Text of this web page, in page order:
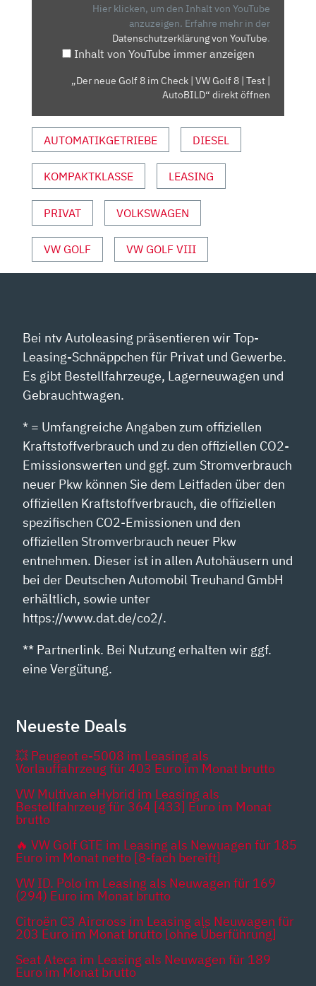
TEST
VON
YOUTUBE
ANZEIGEN
Hier klicken, um den Inhalt von YouTube
anzuzeigen. Erfahre mehr in der
Datenschutzerklärung von YouTube.
Inhalt von YouTube immer anzeigen
„Der neue Golf 8 im Check | VW Golf 8 | Test |
AutoBILD“ direkt öffnen
AUTOMATIKGETRIEBE DIESEL
KOMPAKTKLASSE LEASING
PRIVAT VOLKSWAGEN
VW GOLF VW GOLF VIII
Bei ntv Autoleasing präsentieren wir Top-
Leasing-Schnäppchen für Privat und Gewerbe.
Es gibt Bestellfahrzeuge, Lagerneuwagen und
Gebrauchtwagen.
* = Umfangreiche Angaben zum offiziellen
Kraftstoffverbrauch und zu den offiziellen CO2-
Emissionswerten und ggf. zum Stromverbrauch
neuer Pkw können Sie dem Leitfaden über den
offiziellen Kraftstoffverbrauch, die offiziellen
spezifischen CO2-Emissionen und den
offiziellen Stromverbrauch neuer Pkw
entnehmen. Dieser ist in allen Autohäusern und
bei der Deutschen Automobil Treuhand GmbH
erhältlich, sowie unter
https://www.dat.de/co2/.
** Partnerlink. Bei Nutzung erhalten wir ggf.
eine Vergütung.
Neueste Deals
💥 Peugeot e-5008 im Leasing als
Vorlauffahrzeug für 403 Euro im Monat brutto
VW Multivan eHybrid im Leasing als
Bestellfahrzeug für 364 [433] Euro im Monat
brutto
🔥 VW Golf GTE im Leasing als Newuagen für 185
Euro im Monat netto [8-fach bereift]
VW ID. Polo im Leasing als Neuwagen für 169
(294) Euro im Monat brutto
Citroën C3 Aircross im Leasing als Neuwagen für
203 Euro im Monat brutto [ohne Überführung]
Seat Ateca im Leasing als Neuwagen für 189
Euro im Monat brutto